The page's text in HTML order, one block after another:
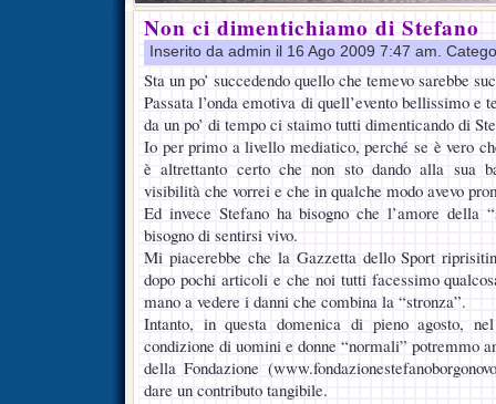
Non ci dimentichiamo di Stefano
Inserito da admin il 16 Ago 2009 7:47 am.
Sta un po’ succedendo quello che temevo sarebbe
Passata l’onda emotiva di quell’evento bellissimo e
da un po’ di tempo ci staimo tutti dimenticando di
Io per primo a livello mediatico, perché se è vero
è altrettanto certo che non sto dando alla sua
visibilità che vorrei e che in qualche modo avevo
Ed invece Stefano ha bisogno che l’amore della
bisogno di sentirsi vivo.
Mi piacerebbe che la Gazzetta dello Sport
dopo pochi articoli e che noi tutti facessimo
mano a vedere i danni che combina la “stronza”.
Intanto, in questa domenica di pieno agosto,
condizione di uomini e donne “normali” potremmo
della Fondazione
dare un contributo tangibile.